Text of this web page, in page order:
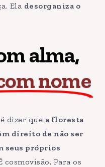
Ela desorganiza o
alma,
nome
dizer que a floresta
direito de não ser
seus próprios
cosmovisão. Para os